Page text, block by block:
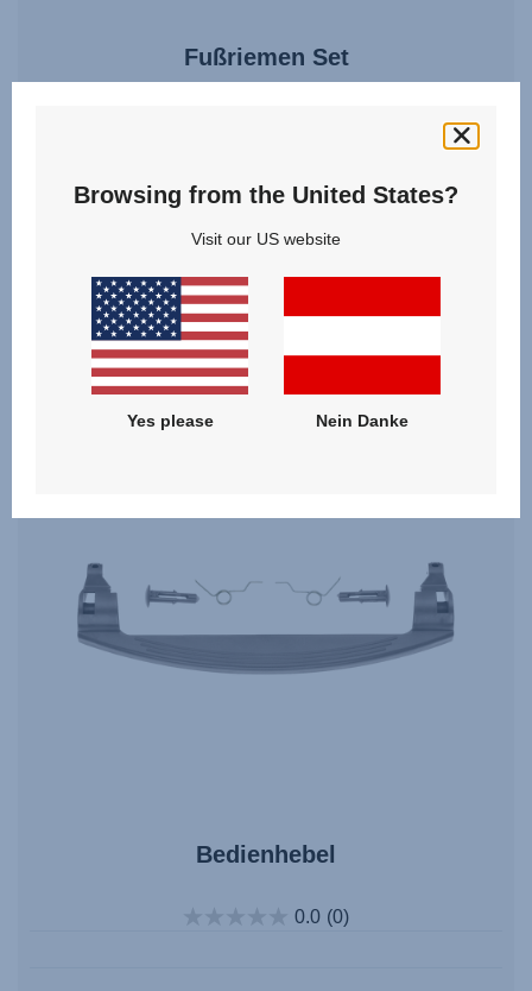
Fußriemen Set
15,00 €
ZUM PRODUKT
Bedienhebel
0.0 (0)
Browsing from the United States?
Visit our US website
Yes please Nein Danke